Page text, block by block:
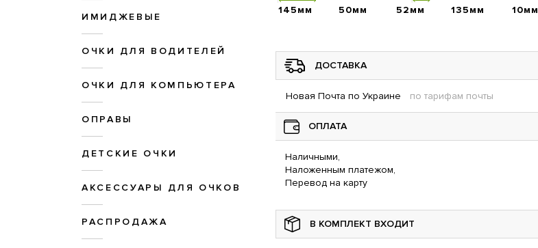
ИМИДЖЕВЫЕ
ОЧКИ ДЛЯ ВОДИТЕЛЕЙ
ОЧКИ ДЛЯ КОМПЬЮТЕРА
ОПРАВЫ
ДЕТСКИЕ ОЧКИ
АКСЕССУАРЫ ДЛЯ ОЧКОВ
РАСПРОДАЖА
145мм 50мм 52мм 135мм 10мм
ДОСТАВКА
Новая Почта по Украине по тарифам почты
ОПЛАТА
Наличными,
Наложенным платежом,
Перевод на карту
В КОМПЛЕКТ ВХОДИТ